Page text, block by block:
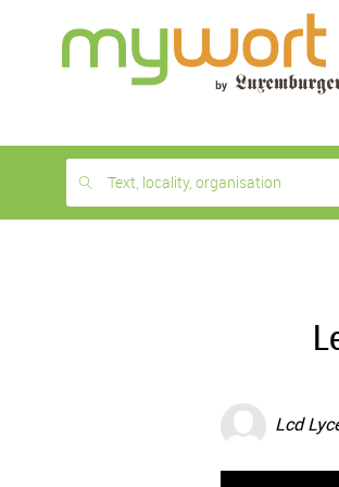
month
free
Text, locality, organisation
Lcd